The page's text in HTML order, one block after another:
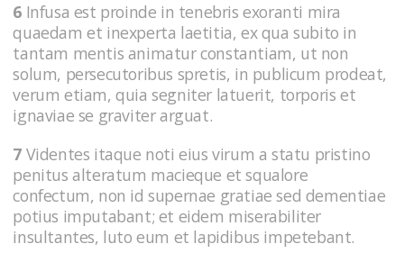
6 Infusa est proinde in tenebris exoranti mira
quaedam et inexperta laetitia, ex qua subito in
tantam mentis animatur constantiam, ut non
solum, persecutoribus spretis, in publicum prodeat,
verum etiam, quia segniter latuerit, torporis et
ignaviae se graviter arguat.
7 Videntes itaque noti eius virum a statu pristino
penitus alteratum macieque et squalore
confectum, non id supernae gratiae sed dementiae
potius imputabant; et eidem miserabiliter
insultantes, luto eum et lapidibus impetebant.